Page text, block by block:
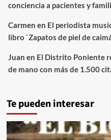
conciencia a pacientes y
Carmen en El periodista
libro `Zapatos de piel de
Juan en El Distrito Poniente
de mano con más de 1.500
Te pueden interesar